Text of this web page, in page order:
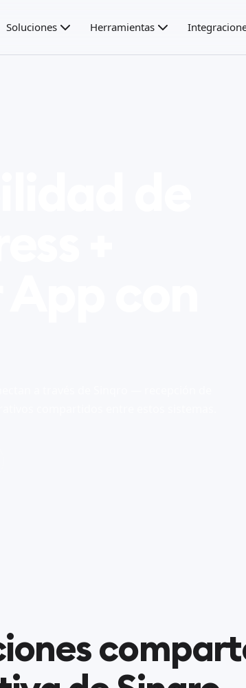
Soluciones Herramientas